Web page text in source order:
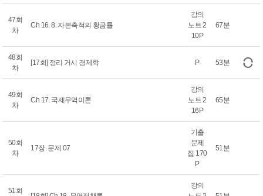
47회
차
Ch 16. 8. 자본축적의 황금률
강의
노트 2
10P
67분
48회
차
[17회] 정리 거시 경제학 P 53분
49회
차
Ch 17. 국제무역이론
강의
노트 2
16P
65분
50회
차
17장. 문제 07
기출
문제
집 170
P
51분
51회
강의